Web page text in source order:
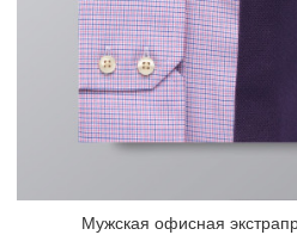
Мужская офисная